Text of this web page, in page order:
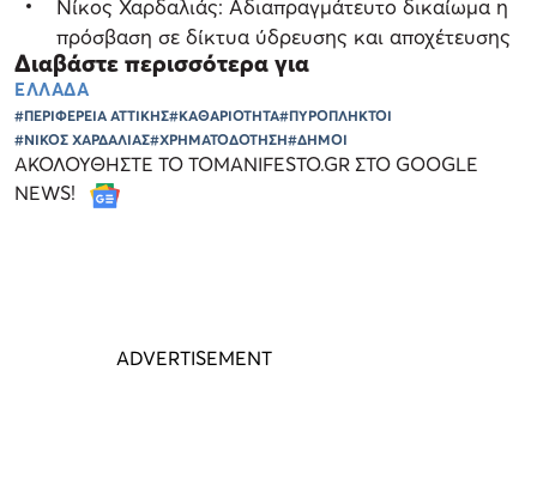
Νίκος Χαρδαλιάς: Αδιαπραγμάτευτο δικαίωμα η
πρόσβαση σε δίκτυα ύδρευσης και αποχέτευσης
Διαβάστε περισσότερα για
ΕΛΛΑΔΑ
#ΠΕΡΙΦΕΡΕΙΑ ΑΤΤΙΚΗΣ#ΚΑΘΑΡΙΟΤΗΤΑ#ΠΥΡΟΠΛΗΚΤΟΙ
#ΝΙΚΟΣ ΧΑΡΔΑΛΙΑΣ#ΧΡΗΜΑΤΟΔΟΤΗΣΗ#ΔΗΜΟΙ
ΑΚΟΛΟΥΘΗΣΤΕ ΤΟ TOMANIFESTO.GR ΣΤΟ GOOGLE
NEWS!